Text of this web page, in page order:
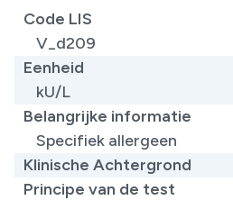
Code LIS
V_d209
Eenheid
kU/L
Belangrijke informatie
​Specifiek allergeen
Klinische Achtergrond
Principe van de test